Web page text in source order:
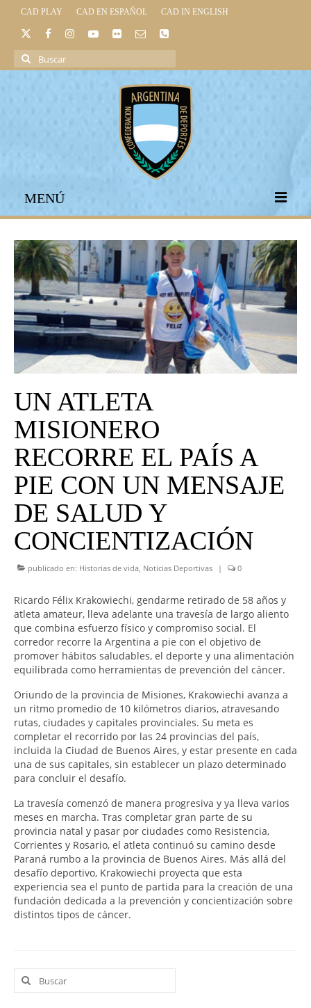
CAD PLAY CAD EN ESPAÑOL CAD IN ENGLISH
Buscar
por:
MENÚ
INICIO
INSTITUCIONAL
LEGISLACIÓN DEPORTIVA
UNIVERSO CAD
NOTICIAS
CAD MEDIA
CAD FEDERAL
UN ATLETA
MISIONERO
RECORRE EL PAÍS A
PIE CON UN MENSAJE
DE SALUD Y
CONCIENTIZACIÓN
publicado en: Historias de vida, Noticias Deportivas | 0
Ricardo Félix Krakowiechi, gendarme retirado de 58 años y
atleta amateur, lleva adelante una travesía de largo aliento
que combina esfuerzo físico y compromiso social. El
corredor recorre la Argentina a pie con el objetivo de
promover hábitos saludables, el deporte y una alimentación
equilibrada como herramientas de prevención del cáncer.
Oriundo de la provincia de Misiones, Krakowiechi avanza a
un ritmo promedio de 10 kilómetros diarios, atravesando
rutas, ciudades y capitales provinciales. Su meta es
completar el recorrido por las 24 provincias del país,
incluida la Ciudad de Buenos Aires, y estar presente en cada
una de sus capitales, sin establecer un plazo determinado
para concluir el desafío.
La travesía comenzó de manera progresiva y ya lleva varios
meses en marcha. Tras completar gran parte de su
provincia natal y pasar por ciudades como Resistencia,
Corrientes y Rosario, el atleta continuó su camino desde
Paraná rumbo a la provincia de Buenos Aires. Más allá del
desafío deportivo, Krakowiechi proyecta que esta
experiencia sea el punto de partida para la creación de una
fundación dedicada a la prevención y concientización sobre
distintos tipos de cáncer.
Buscar
por: